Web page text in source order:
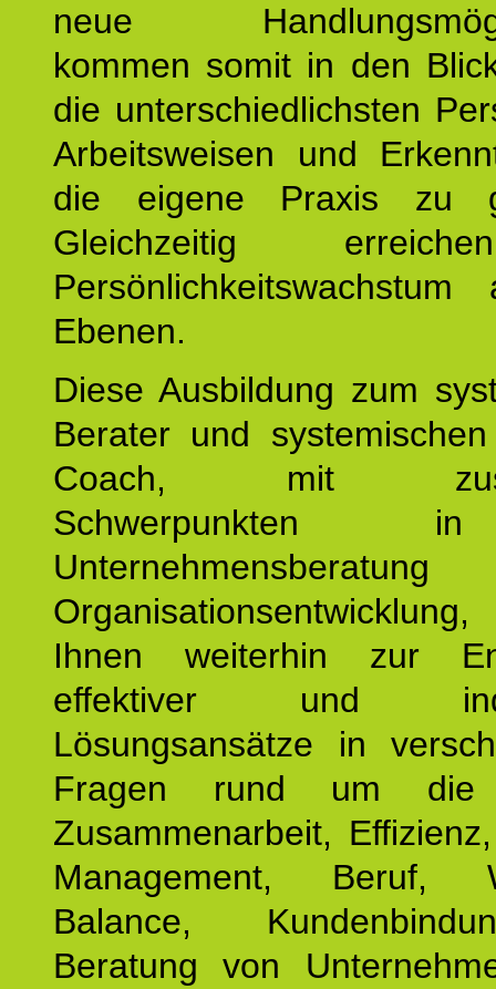
neue
kommen somit in den
die unterschiedlichsten
Arbeitsweisen und
die eigene Praxis zu
Gleichzeitig
Ebenen.
Diese Ausbildung zum
Berater und
Coach, mit
Schwerpunkten
Ihnen weiterhin zur
effektiver und
Lösungsansätze in
Fragen rund um die
Zusammenarbeit,
Management, Beruf,
Balance,
Beratung von